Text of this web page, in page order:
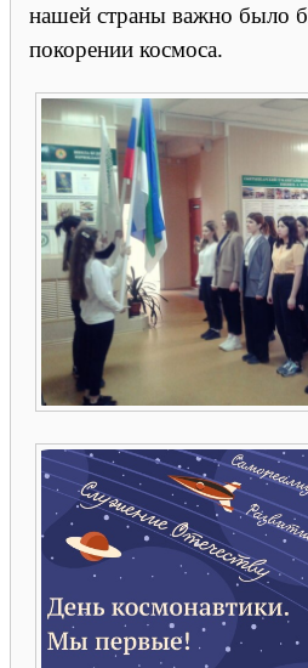
нашей страны важно было
покорении космоса.